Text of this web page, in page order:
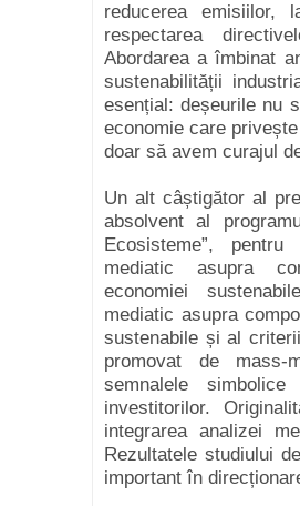
reducerea emisiilor,
respectarea
Abordarea a îmbinat
sustenabilității
esențial: deșeurile nu
economie care
doar să avem curajul
Un alt câștigător al
absolvent al
Ecosisteme”,
mediatic asupra
economiei
mediatic asupra
sustenabile și al
promovat de mass-
semnalele
investitorilor.
integrarea analizei
Rezultatele studiului
important în